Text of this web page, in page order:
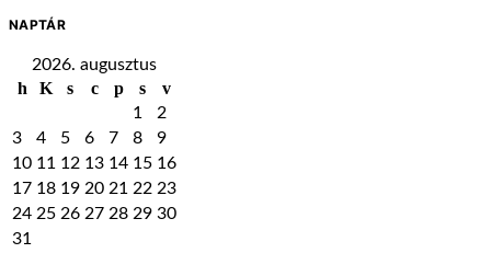
NAPTÁR
2026. augusztus
h K s c p s v
1
2
3
4 5 6 7 8
9
10 11 12 13 14 15 16
17 18 19 20 21 22 23
24 25 26 27 28 29 30
31